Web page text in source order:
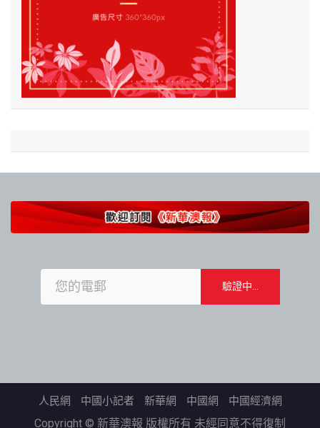
人民網 中國小記者 新華網 中國網 中國經濟網
Copyright © 新華澳報 版權所有 未經同意不得復制